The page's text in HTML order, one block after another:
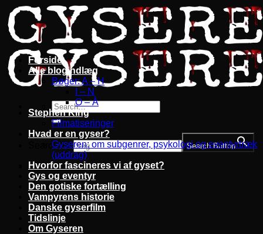
Fortsæt
til
indhold
Search for: Search Button
Forside
Alle blogindlæg
Bøger: A – H
I – N
O – Å
Stephen King
Filmatiseringer
Hvad er en gyser?
Gyseren: om subgenrer, psykologi og eventyrtræk
(uddrag)
Hvorfor fascineres vi af gyset?
Gys og eventyr
Den gotiske fortælling
Vampyrens historie
Danske gyserfilm
Tidslinje
Om Gyseren